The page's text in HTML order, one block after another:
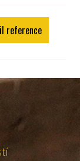
reference